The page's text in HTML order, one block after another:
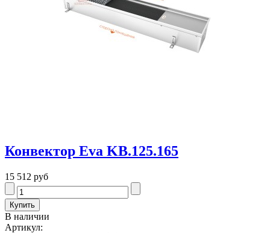
Конвектор Eva KB.125.165
15 512 руб
В наличии
Артикул: